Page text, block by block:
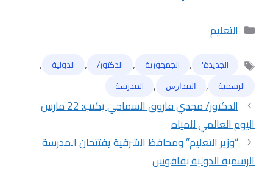
التصنيفات
التعليم
الوسوم
الجديدة' , الجمهورية , الدكتور/ , الدولية ,
الرسمية , ﺍﻟﻤﺪﺍﺭﺱ , المدرسة
الدكتور/ مجدي فاروق السماحي يكتب: 22 مارس
اليوم العالمي للمياه
“وزير التعليم” ومحافظ الشرقية يفتتحان المدرسة
الرسمية الدولية بفاقوس